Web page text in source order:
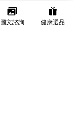
圖文諮詢 健康選品